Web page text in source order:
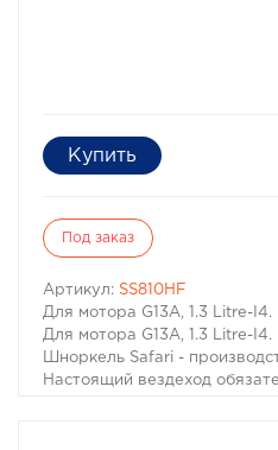
Под заказ
Артикул: SS810HF
Для мотора G13A, 1.3 Litre-I4.
Для мотора G13A, 1.3 Litre-I4.
Шноркель Safari -
Настоящий вездеход